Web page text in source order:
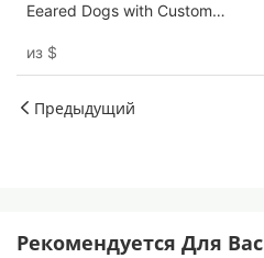
Eeared Dogs with Custom
из $
Предыдущий
Рекомендуется Для Вас